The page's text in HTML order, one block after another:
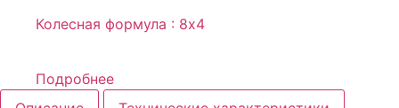
Колесная формула : 8х4
Подробнее